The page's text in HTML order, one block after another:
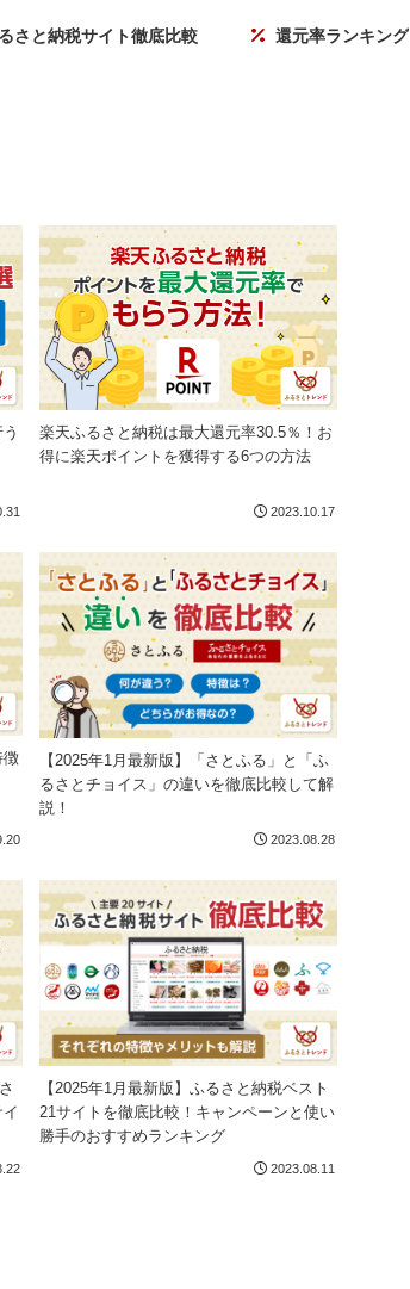
さと納税サイト徹底比較 還元率ランキング
楽天ふるさと納税は最大還元率30.5％！お
得に楽天ポイントを獲得する6つの方法
2023.10.17
徴
【2025年1月最新版】「さとふる」と「ふ
るさとチョイス」の違いを徹底比較して解
説！
2023.08.28
【2025年1月最新版】ふるさと納税ベスト
21サイトを徹底比較！キャンペーンと使い
勝手のおすすめランキング
2023.08.11